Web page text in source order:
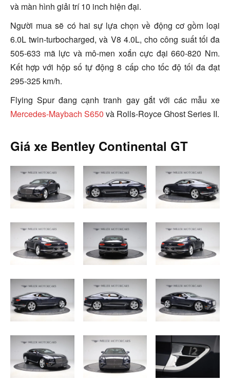
và màn hình giải trí 10 inch hiện đại.
Người mua sẽ có hai sự lựa chọn về động cơ gồm loại
6.0L twin-turbocharged, và V8 4.0L, cho công suất tối đa
505-633 mã lực và mô-men xoắn cực đại 660-820 Nm.
Kết hợp với hộp số tự động 8 cấp cho tốc độ tối đa đạt
295-325 km/h.
Flying Spur đang cạnh tranh gay gắt với các mẫu xe
Mercedes-Maybach S650 và Rolls-Royce Ghost Series II.
Giá xe Bentley Continental GT